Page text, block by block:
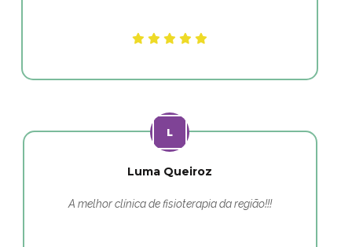
Luma Queiroz
A melhor clínica de fisioterapia da região!!!